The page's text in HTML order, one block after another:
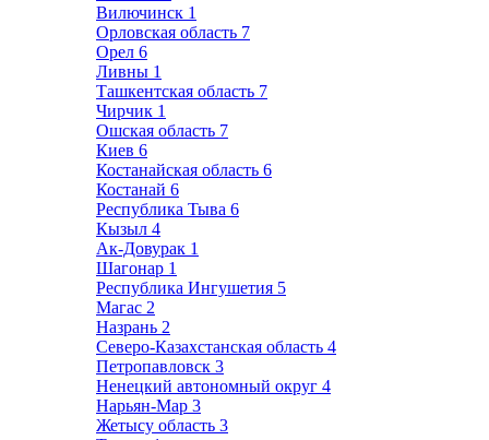
Вилючинск 1
Орловская область 7
Орел 6
Ливны 1
Ташкентская область 7
Чирчик 1
Ошская область 7
Киев 6
Костанайская область 6
Костанай 6
Республика Тыва 6
Кызыл 4
Ак-Довурак 1
Шагонар 1
Республика Ингушетия 5
Магас 2
Назрань 2
Северо-Казахстанская область 4
Петропавловск 3
Ненецкий автономный округ 4
Нарьян-Мар 3
Жетысу область 3